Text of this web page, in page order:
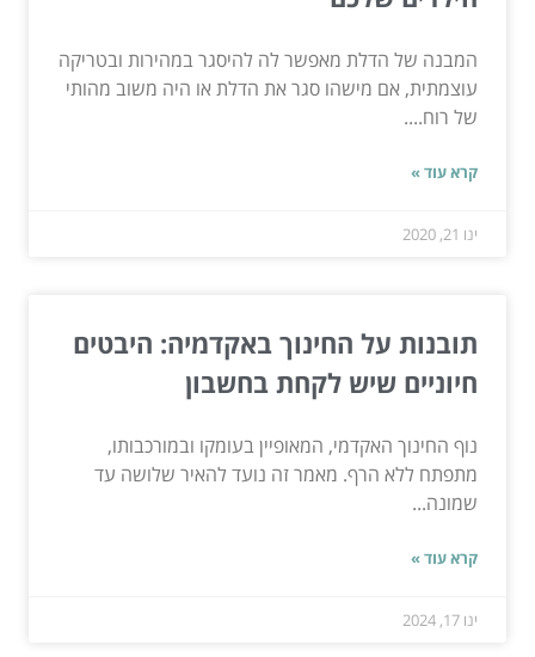
המבנה של הדלת מאפשר לה להיסגר במהירות ובטריקה
עוצמתית, אם מישהו סגר את הדלת או היה משוב מהותי
של רוח....
קרא עוד »
ינו 21, 2020
תובנות על החינוך באקדמיה: היבטים
חיוניים שיש לקחת בחשבון
נוף החינוך האקדמי, המאופיין בעומקו ובמורכבותו,
מתפתח ללא הרף. מאמר זה נועד להאיר שלושה עד
שמונה...
קרא עוד »
ינו 17, 2024